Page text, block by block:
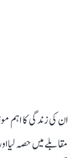
مقابلے میں حصہ لیا